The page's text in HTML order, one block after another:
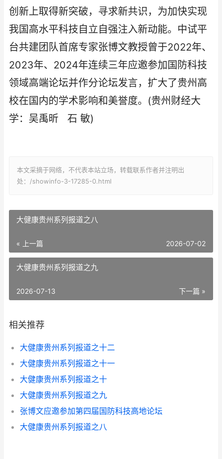
创新上取得新突破，寻求新共识，为加快实现
我国高水平科技自立自强注入新动能。中试平
台共建团队首席专家张博文教授曾于2022年、
2023年、2024年连续三年应邀参加国防科技
领域高端论坛并作分论坛发言，扩大了贵州高
校在国内的学术影响和美誉度。(贵州财经大
学：吴禹昕 石 敏)
本文采摘于网络，不代表本站立场，转载联系作者并注明出
处：/showinfo-3-17285-0.html
大健康贵州系列报道之八
« 上一篇 2026-07-02
大健康贵州系列报道之九
下一篇 »
2026-07-13
相关推荐
大健康贵州系列报道之十二
大健康贵州系列报道之十一
大健康贵州系列报道之十
大健康贵州系列报道之九
张博文应邀参加第四届国防科技高地论坛
大健康贵州系列报道之八